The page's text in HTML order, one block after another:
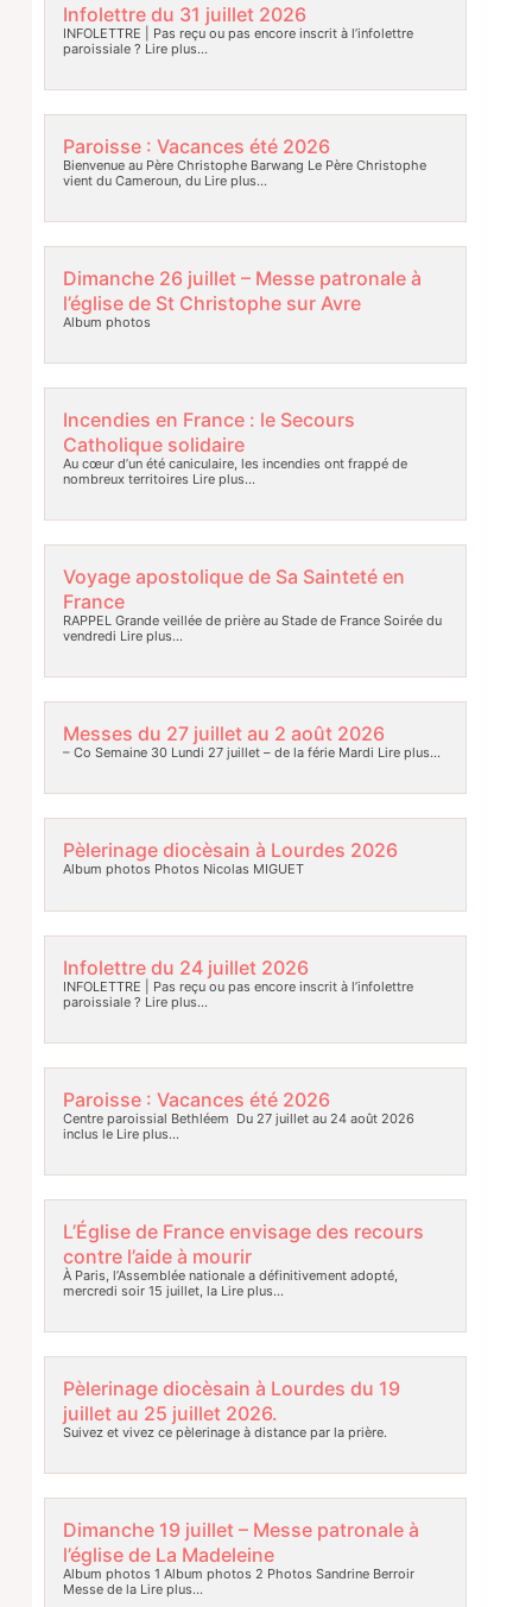
Infolettre du 31 juillet 2026
INFOLETTRE | Pas reçu ou pas encore inscrit à l’infolettre
paroissiale ? Lire plus…
Paroisse : Vacances été 2026
Bienvenue au Père Christophe Barwang Le Père Christophe
vient du Cameroun, duLire plus…
Dimanche 26 juillet – Messe patronale à
l’église de St Christophe sur Avre
Album photos
Incendies en France : le Secours
Catholique solidaire
Au cœur d’un été caniculaire, les incendies ont frappé de
nombreux territoires Lire plus…
Voyage apostolique de Sa Sainteté en
France
RAPPEL Grande veillée de prière au Stade de France Soirée du
vendredi Lire plus…
Messes du 27 juillet au 2 août 2026
– Co Semaine 30 Lundi 27 juillet – de la férie Mardi Lire plus…
Pèlerinage diocèsain à Lourdes 2026
Album photos Photos Nicolas MIGUET
Infolettre du 24 juillet 2026
INFOLETTRE | Pas reçu ou pas encore inscrit à l’infolettre
paroissiale ? Lire plus…
Paroisse : Vacances été 2026
Centre paroissial Bethléem Du 27 juillet au 24 août 2026
inclus leLire plus…
L’Église de France envisage des recours
contre l’aide à mourir
À Paris, l’Assemblée nationale a définitivement adopté,
mercredi soir 15 juillet, laLire plus…
Pèlerinage diocèsain à Lourdes du 19
juillet au 25 juillet 2026.
Suivez et vivez ce pèlerinage à distance par la prière.
Dimanche 19 juillet – Messe patronale à
l’église de La Madeleine
Album photos 1 Album photos 2 Photos Sandrine Berroir
Messe de laLire plus…